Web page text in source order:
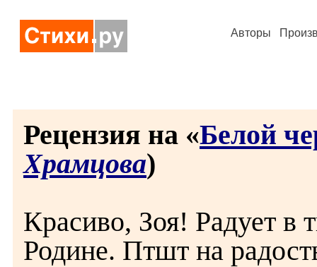
Авторы
Рецензия на «Белой
Храмцова)
Красиво, Зоя! Радует в
Родине. Птшт на